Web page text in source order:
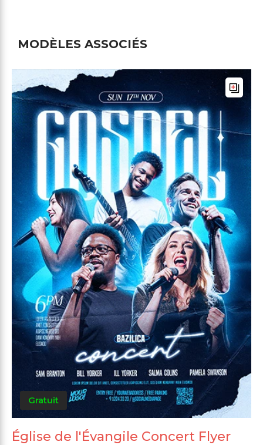
MODÈLES ASSOCIÉS
Gratuit
Église de l'Évangile Concert Flyer